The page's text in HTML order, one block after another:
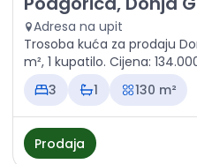
Adresa na upit
Trosoba kuća za prodaju
m², 1 kupatilo. Cijena:
3
1 130 m²
Prodaja